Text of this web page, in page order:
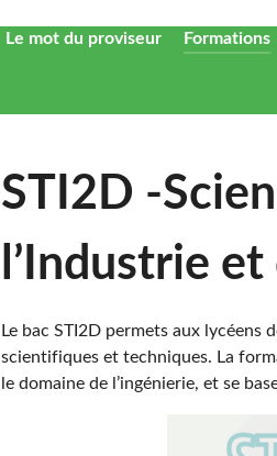
Le mot du proviseur Formations
STI2D -
l’Industrie
Le bac STI2D permets aux lycéens
scientifiques et techniques. La
le domaine de l’ingénierie, et se